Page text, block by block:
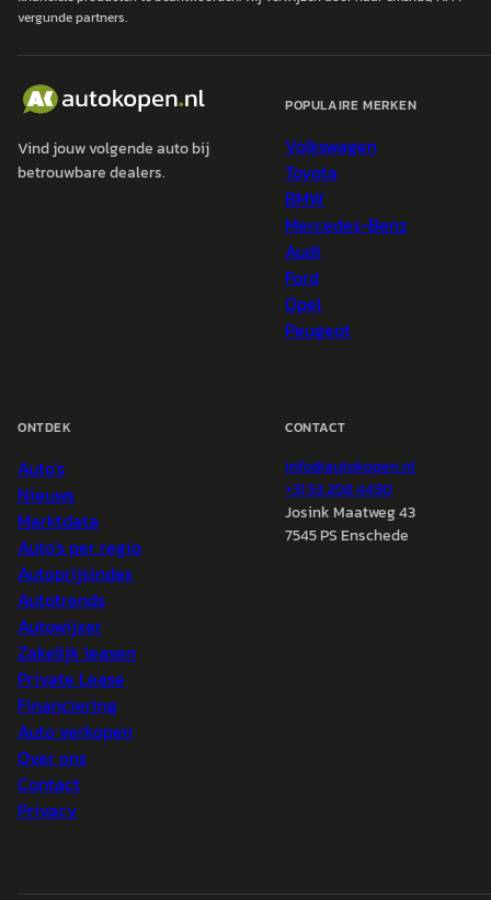
vergunde partners.
Vind jouw volgende auto bij
betrouwbare dealers.
POPULAIRE MERKEN
Volkswagen
Toyota
BMW
Mercedes-Benz
Audi
Ford
Opel
Peugeot
ONTDEK
Auto's
Nieuws
Marktdata
Auto's per regio
Autoprijsindex
Autotrends
Autowijzer
Zakelijk leasen
Private Lease
Financiering
Auto verkopen
Over ons
Contact
Privacy
CONTACT
info@autokopen.nl
+31 53 208 4490
Josink Maatweg 43
7545 PS Enschede